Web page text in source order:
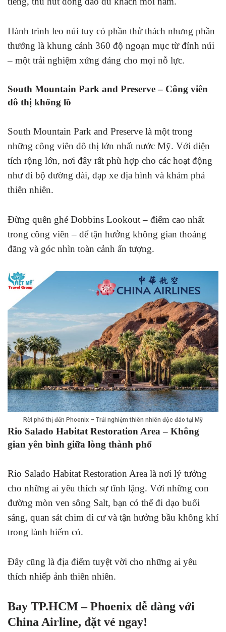
Hành trình leo núi tuy có phần thử thách nhưng phần
thưởng là khung cảnh 360 độ ngoạn mục từ đỉnh núi
– một trải nghiệm xứng đáng cho mọi nỗ lực.
South Mountain Park and Preserve – Công viên
đô thị khổng lồ
South Mountain Park and Preserve là một trong
những công viên đô thị lớn nhất nước Mỹ. Với diện
tích rộng lớn, nơi đây rất phù hợp cho các hoạt động
như đi bộ đường dài, đạp xe địa hình và khám phá
thiên nhiên.
Đừng quên ghé Dobbins Lookout – điểm cao nhất
trong công viên – để tận hưởng không gian thoáng
đãng và góc nhìn toàn cảnh ấn tượng.
Rời phố thị đến Phoenix – Trải nghiệm thiên nhiên độc đáo tại Mỹ
Rio Salado Habitat Restoration Area – Không
gian yên bình giữa lòng thành phố
Rio Salado Habitat Restoration Area là nơi lý tưởng
cho những ai yêu thích sự tĩnh lặng. Với những con
đường mòn ven sông Salt, bạn có thể đi dạo buổi
sáng, quan sát chim di cư và tận hưởng bầu không khí
trong lành hiếm có.
Đây cũng là địa điểm tuyệt vời cho những ai yêu
thích nhiếp ảnh thiên nhiên.
Bay TP.HCM – Phoenix dễ dàng với
China Airline, đặt vé ngay!